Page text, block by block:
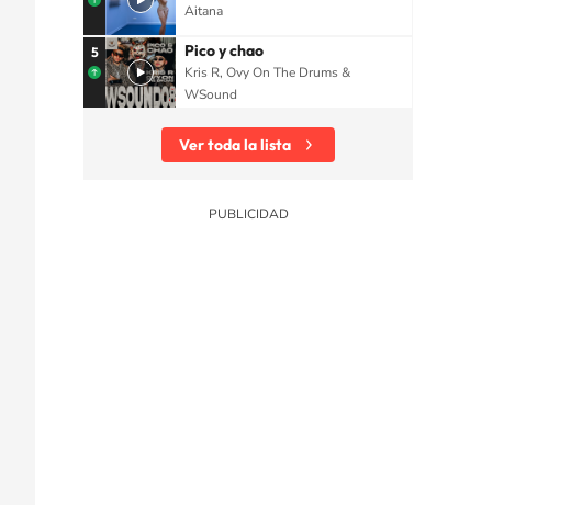
Aitana
5 Pico y chao
Kris R, Ovy On The Drums &
WSound
Ver toda la lista